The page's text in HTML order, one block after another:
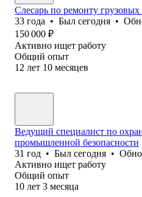
Слесарь по ремонту
33 года • Был сегодня •
150 000 ₽
Активно ищет работу
Общий опыт
12 лет 10 месяцев
Ведущий специалист по
промышленной безопасности
31 год • Был сегодня •
Активно ищет работу
Общий опыт
10 лет 3 месяца